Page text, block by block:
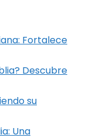
Fortalece
Descubre
su
Una